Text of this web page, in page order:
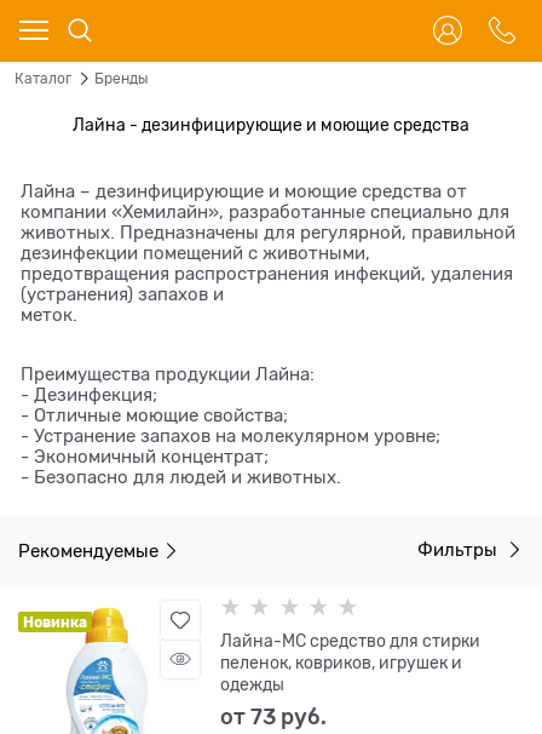
Каталог Бренды
Лайна - дезинфицирующие и моющие средства
Лайна – дезинфицирующие и моющие средства от
компании «Хемилайн», разработанные специально для
животных. Предназначены для регулярной, правильной
дезинфекции помещений с животными,
предотвращения распространения инфекций, удаления
(устранения) запахов и
меток.
Преимущества продукции Лайна:
- Дезинфекция;
- Отличные моющие свойства;
- Устранение запахов на молекулярном уровне;
- Экономичный концентрат;
- Безопасно для людей и животных.
Рекомендуемые Фильтры
Новинка
Лайна-МС средство для стирки
пеленок, ковриков, игрушек и
одежды
от73 руб.